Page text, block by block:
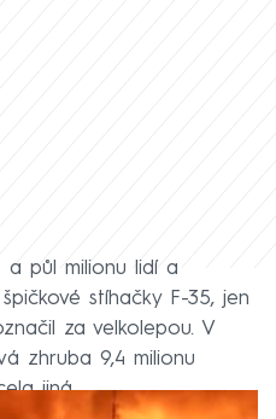
a půl milionu lidí a
stíhačky F-35, jen
za velkolepou. V
zhruba 9,4 milionu
jiná.